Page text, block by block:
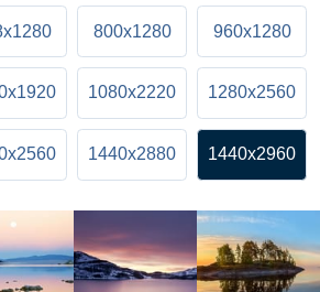
800x1280 960x1280
1080x2220 1280x2560
1440x2880 1440x2960